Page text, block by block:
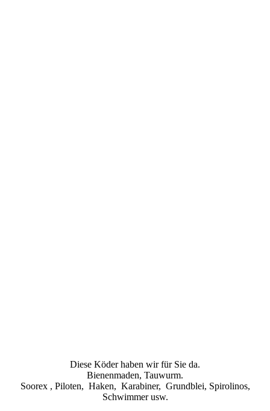
Diese Köder haben wir für Sie da.
Bienenmaden, Tauwurm.
Soorex , Piloten, Haken, Karabiner, Grundblei, Spirolinos,
Schwimmer usw.